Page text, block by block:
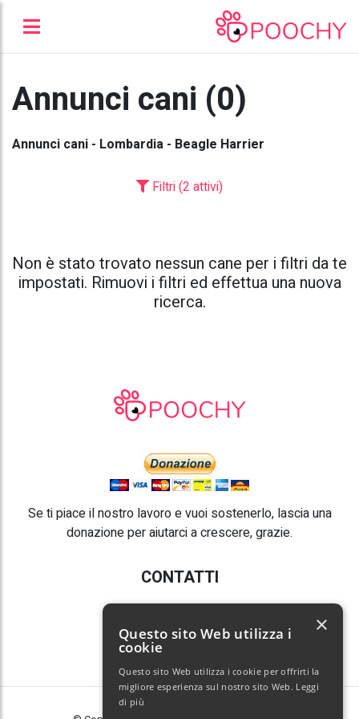
Annunci cani (0)
Annunci cani - Lombardia - Beagle Harrier
Filtri (2 attivi)
Non è stato trovato nessun cane per i filtri da te
impostati. Rimuovi i filtri ed effettua una nuova
ricerca.
Se ti piace il nostro lavoro e vuoi sostenerlo, lascia una
donazione per aiutarci a crescere, grazie.
CONTATTI
E-mail:info@poochy.it
Questo sito Web utilizza i
cookie
Questo sito Web utilizza i cookie per offrirti la
migliore esperienza sul nostro sito Web. Leggi
di più
×